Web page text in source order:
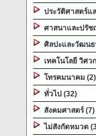
ประวัติศาสตร์แ
ศาสนาและปรัช
ศิลปะและวัฒนธ
เทคโนโลยี วิศว
โทรคมนาคม (2)
ทั่วไป (32)
สังคมศาสตร์ (7)
ไม่สังกัดหมวด